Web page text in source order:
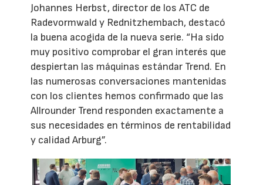
Johannes Herbst, director de los ATC de
Radevormwald y Rednitzhembach, destacó
la buena acogida de la nueva serie. “Ha sido
muy positivo comprobar el gran interés que
despiertan las máquinas estándar Trend. En
las numerosas conversaciones mantenidas
con los clientes hemos confirmado que las
Allrounder Trend responden exactamente a
sus necesidades en términos de rentabilidad
y calidad Arburg”.